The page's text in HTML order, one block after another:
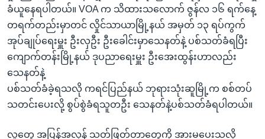
ခံယူနေရပါတယ်။ VOA က သိထားသလောက် ဇွန်လ ၁၆ ရက်နေ့
တရက်တည်းမှာတင် လှိုင်သာယာမြို့နယ် အမှတ် ၁၃ ရပ်ကွက်
အုပ်ချုပ်ရေးမှူး ဦးလှဦး ဦးခေါင်းမှာသေနတ်နဲ့ ပစ်သတ်ခံရပြီး
ကျောက်တန်းမြို့နယ် ဒုပညာရေးမှူး ဦးအေးထွန်းဟာလည်း
သေနတ်နဲ့
ပစ်သတ်ခံခဲ့ရသလို ကရင်ပြည်နယ် ဘုရားသုံးဆူမြို့က စစ်တပ်
သတင်းပေးလို့ စွပ်စွဲခံရသူတဦး သေနတ်နဲ့ပစ်သတ်ခံရပါတယ်။
လူတွေ အပြန်အလှန် သတ်ဖြတ်တာတွေကို အားမပေးသလို